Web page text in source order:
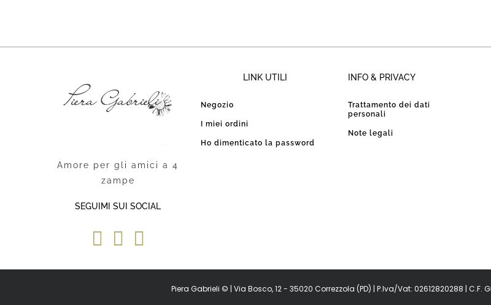
Amore per gli amici a 4
zampe
SEGUIMI SUI SOCIAL
LINK UTILI
Negozio
I miei ordini
Ho dimenticato la password
INFO & PRIVACY
Trattamento dei dati
personali
Note legali
Piera Gabrieli © | Via Bosco, 12 - 35020 Correzzola (PD) | P.Iva/Vat: 02612820288 | C.F.